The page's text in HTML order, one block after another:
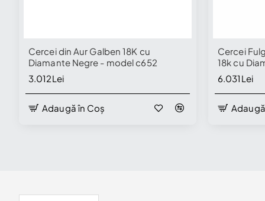
Cercei din Aur Galben 18K cu
Diamante Negre - model c652
3.012Lei
Adaugă în Coș
Cercei
18k cu
6.031Lei